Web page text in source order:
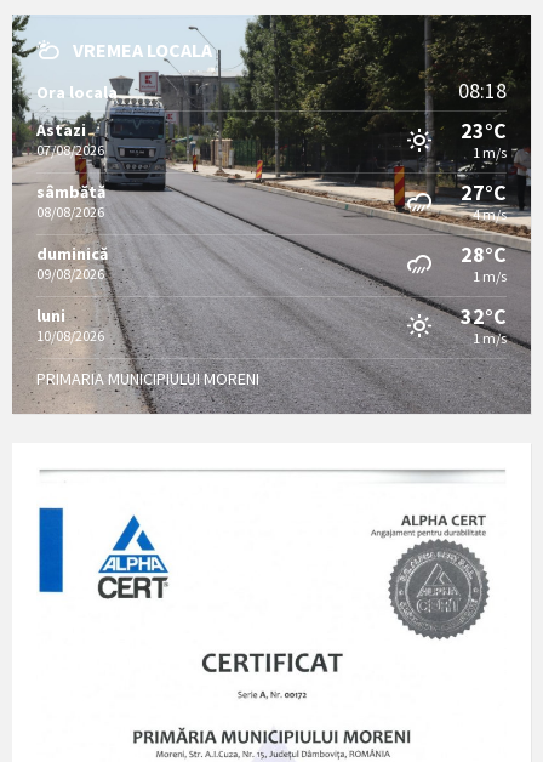
VREMEA LOCALA
Ora locala 08:18
Astazi
07/08/2026
23°C
1 m/s
sâmbătă
08/08/2026
27°C
4 m/s
duminică
09/08/2026
28°C
1 m/s
luni
10/08/2026
32°C
1 m/s
PRIMARIA MUNICIPIULUI MORENI